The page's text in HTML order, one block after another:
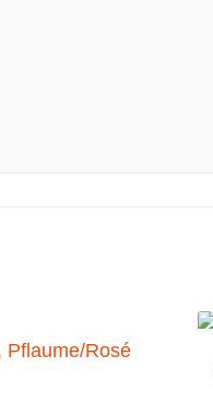
Pflaume/Rosé